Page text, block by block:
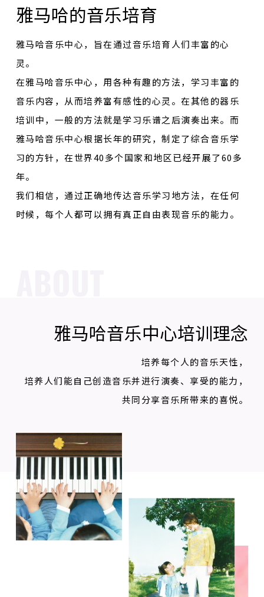
雅马哈的音乐培育
雅马哈音乐中心，旨在通过音乐培育人们丰富的心
灵。
在雅马哈音乐中心，用各种有趣的方法，学习丰富的
音乐内容，从而培养富有感性的心灵。在其他的器乐
培训中，一般的方法就是学习乐谱之后演奏出来。而
雅马哈音乐中心根据长年的研究，制定了综合音乐学
习的方针，在世界40多个国家和地区已经开展了60多
年。
我们相信，通过正确地传达音乐学习地方法，在任何
时候，每个人都可以拥有真正自由表现音乐的能力。
雅马哈音乐中心培训理念
培养每个人的音乐天性，
培养人们能自己创造音乐并进行演奏、享受的能力，
共同分享音乐所带来的喜悦。